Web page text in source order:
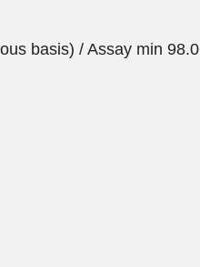
basis) / Assay min 98.0